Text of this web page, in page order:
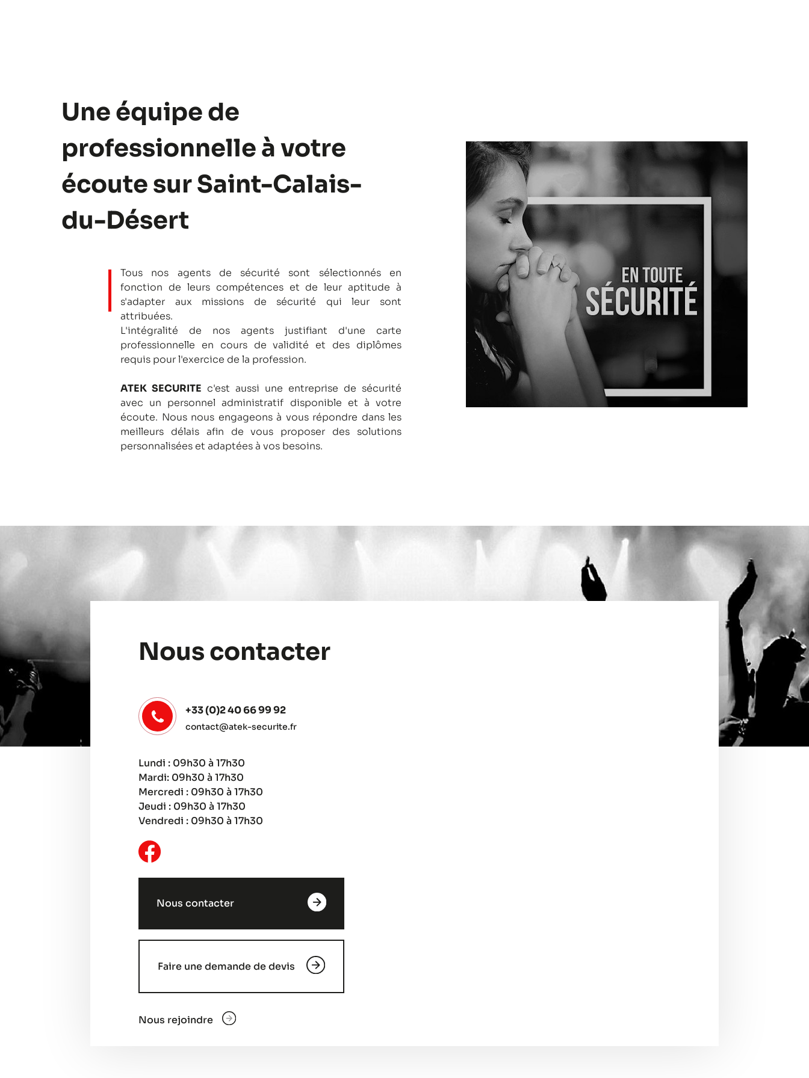
Une équipe de
professionnelle à votre
écoute sur Saint-Calais-
du-Désert
Tous nos agents de sécurité sont sélectionnés en
fonction de leurs compétences et de leur aptitude à
s'adapter aux missions de sécurité qui leur sont
attribuées.
L'intégralité de nos agents justifiant d'une carte
professionnelle en cours de validité et des diplômes
requis pour l'exercice de la profession.
ATEK SECURITE c'est aussi une entreprise de sécurité
avec un personnel administratif disponible et à votre
écoute. Nous nous engageons à vous répondre dans les
meilleurs délais afin de vous proposer des solutions
personnalisées et adaptées à vos besoins.
Nous contacter
+33 (0)2 40 66 99 92
contact@atek-securite.fr
Lundi : 09h30 à 17h30
Mardi: 09h30 à 17h30
Mercredi : 09h30 à 17h30
Jeudi : 09h30 à 17h30
Vendredi : 09h30 à 17h30
Nous contacter
Faire une demande de devis
Nous rejoindre